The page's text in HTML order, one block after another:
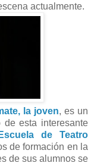
actualmente.
la joven, es un
esta interesante
Escuela de Teatro
de formación en la
de sus alumnos se